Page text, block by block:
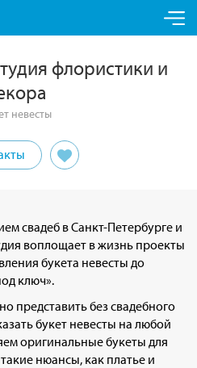
флористики и
невесты
свадеб в Санкт-Петербурге и
воплощает в жизнь проекты
букета невесты до
ключ».
представить без свадебного
букет невесты на любой
оригинальные букеты для
нюансы, как платье и